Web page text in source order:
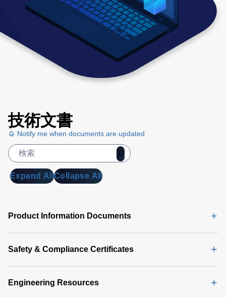
技術文書
Notify me when documents are updated
Expand AllCollapse All
Product Information Documents
Safety & Compliance Certificates
Engineering Resources